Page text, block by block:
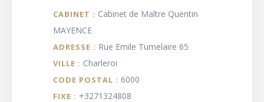
CABINET : Cabinet de Maître Quentin
MAYENCE
ADRESSE : Rue Emile Tumelaire 65
VILLE : Charleroi
CODE POSTAL : 6000
FIXE : +3271324808